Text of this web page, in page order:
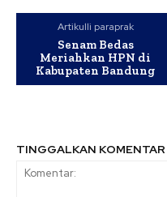
Artikulli paraprak
Senam Bedas
Meriahkan HPN di
Kabupaten Bandung
TINGGALKAN KOMENTAR